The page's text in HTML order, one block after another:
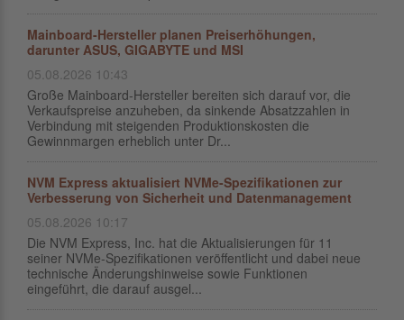
Mainboard-Hersteller planen Preiserhöhungen,
darunter ASUS, GIGABYTE und MSI
05.08.2026 10:43
Große Mainboard-Hersteller bereiten sich darauf vor, die
Verkaufspreise anzuheben, da sinkende Absatzzahlen in
Verbindung mit steigenden Produktionskosten die
Gewinnmargen erheblich unter Dr...
NVM Express aktualisiert NVMe-Spezifikationen zur
Verbesserung von Sicherheit und Datenmanagement
05.08.2026 10:17
Die NVM Express, Inc. hat die Aktualisierungen für 11
seiner NVMe-Spezifikationen veröffentlicht und dabei neue
technische Änderungshinweise sowie Funktionen
eingeführt, die darauf ausgel...